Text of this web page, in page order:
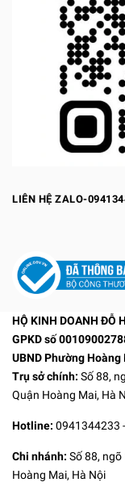
LIÊN HỆ ZALO-
HỘ KINH DOANH ĐỖ
GPKD số
UBND Phường Hoàng
Trụ sở chính: Số 88,
Quận Hoàng Mai, Hà
Hotline: 0941344233 -
Chi nhánh: Số 88,
Hoàng Mai, Hà Nội